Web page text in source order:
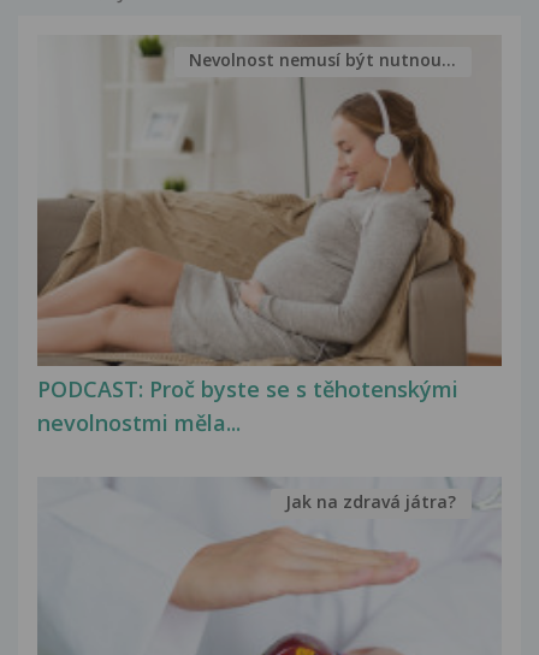
PODCAST: Proč byste se s těhotenskými
nevolnostmi měla...
Nevolnost nemusí být nutnou...
Jak na zdravá játra?